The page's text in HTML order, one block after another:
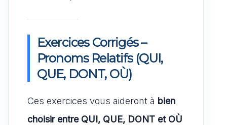
Exercices Corrigés –
Pronoms Relatifs (QUI,
QUE, DONT, OÙ)
Ces exercices vous aideront à bien
choisir entre QUI, QUE, DONT et OÙ